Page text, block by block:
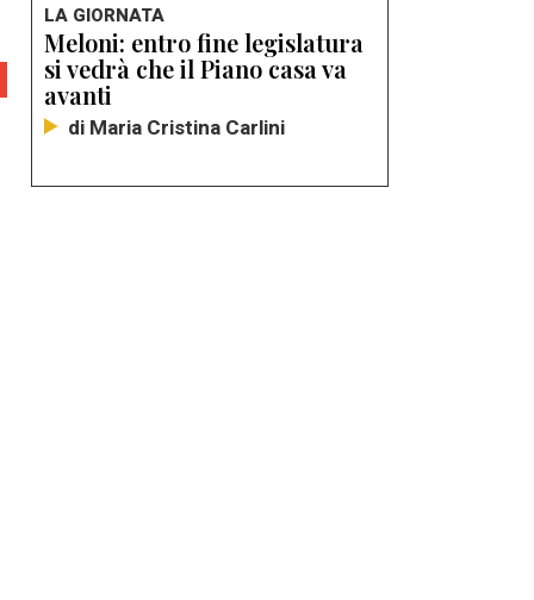
LA GIORNATA
Meloni: entro fine legislatura
si vedrà che il Piano casa va
avanti
di Maria Cristina Carlini